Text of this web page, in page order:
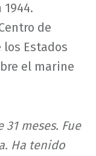
de
Estados
el marine
meses. Fue
Ha tenido